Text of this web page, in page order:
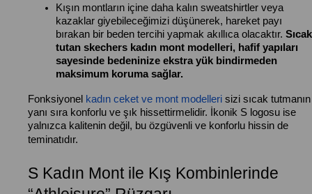
Kışın montların içine daha kalın sweatshirtler veya
kazaklar giyebileceğimizi düşünerek, hareket payı
bırakan bir beden tercihi yapmak akıllıca olacaktır. Sıcak
tutan skechers kadın mont modelleri, hafif yapıları
sayesinde bedeninize ekstra yük bindirmeden
maksimum koruma sağlar.
Fonksiyonel kadın ceket ve mont modelleri sizi sıcak tutmanın
yanı sıra konforlu ve şık hissettirmelidir. İkonik S logosu ise
yalnızca kalitenin değil, bu özgüvenli ve konforlu hissin de
teminatıdır.
S Kadın Mont ile Kış Kombinlerinde